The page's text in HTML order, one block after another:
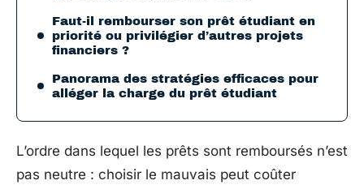
Faut-il rembourser son prêt étudiant en
priorité ou privilégier d’autres projets
financiers ?
Panorama des stratégies efficaces pour
alléger la charge du prêt étudiant
L’ordre dans lequel les prêts sont remboursés n’est
pas neutre : choisir le mauvais peut coûter